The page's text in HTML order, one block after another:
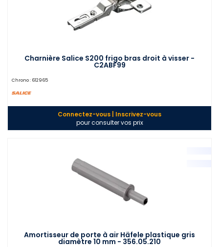
Charnière Salice S200 frigo bras droit à visser -
C2ABF99
Chrono : 612965
Connectez-vous | Inscrivez-vous
pour consulter vos prix
Amortisseur de porte à air Häfele plastique gris
diamètre 10 mm - 356.05.210